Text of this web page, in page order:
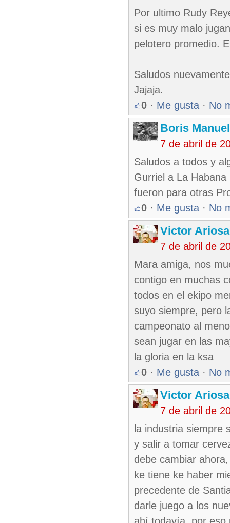
Por ultimo Rudy
si es muy malo
pelotero promedio.
Saludos
Jajaja.
0 · Me gusta · No
Boris
7 de abril de
Saludos a todos y
Gurriel a La
fueron para otras
0 · Me gusta · No
Victor Ariosa
7 de abril de
Mara amiga, nos
contigo en muchas
todos en el ekipo
suyo siempre, pero
campeonato al
sean jugar en las
la gloria en la ksa
0 · Me gusta · No
Victor Ariosa
7 de abril de
la industria siempre
y salir a tomar
debe cambiar
ke tiene ke haber
precedente de
darle juego a los